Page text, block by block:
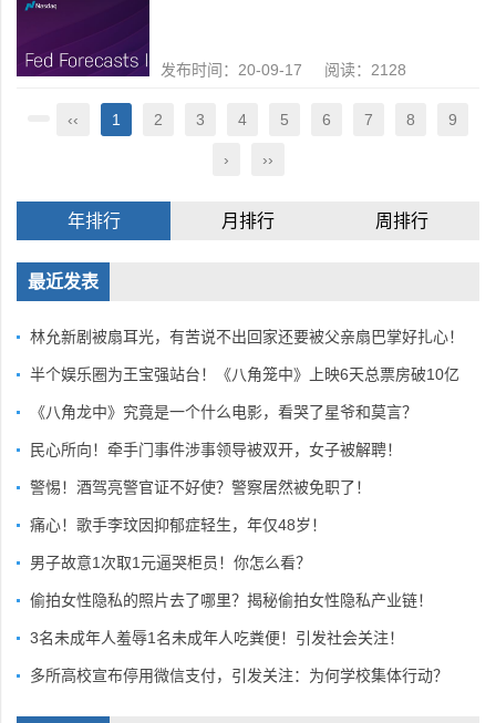
发布时间：20-09-17 阅读：2128
‹‹ 1 2 3 4 5 6 7 8 9
› ››
年排行 月排行 周排行
最近发表
林允新剧被扇耳光，有苦说不出回家还要被父亲扇巴掌好扎心！
半个娱乐圈为王宝强站台！《八角笼中》上映6天总票房破10亿
《八角龙中》究竟是一个什么电影，看哭了星爷和莫言？
民心所向！牵手门事件涉事领导被双开，女子被解聘！
警惕！酒驾亮警官证不好使？警察居然被免职了！
痛心！歌手李玟因抑郁症轻生，年仅48岁！
男子故意1次取1元逼哭柜员！你怎么看？
偷拍女性隐私的照片去了哪里？揭秘偷拍女性隐私产业链！
3名未成年人羞辱1名未成年人吃粪便！引发社会关注！
多所高校宣布停用微信支付，引发关注：为何学校集体行动？